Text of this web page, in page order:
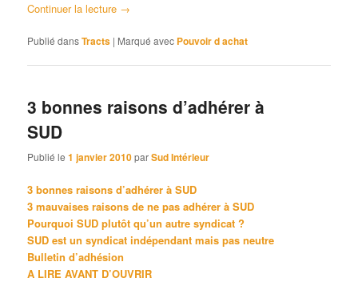
Continuer la lecture →
Publié dansTracts | Marqué avec Pouvoir d achat
3 bonnes raisons d’adhérer à
SUD
Publié le1 janvier 2010parSud Intérieur
3 bonnes raisons d’adhérer à SUD
3 mauvaises raisons de ne pas adhérer à SUD
Pourquoi SUD plutôt qu’un autre syndicat ?
SUD est un syndicat indépendant mais pas neutre
Bulletin d’adhésion
A LIRE AVANT D’OUVRIR